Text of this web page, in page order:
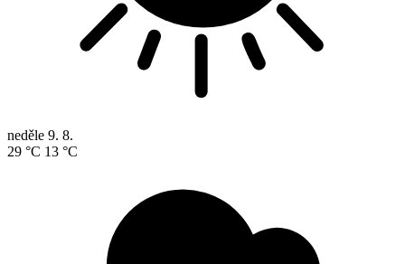
neděle 9. 8.
29 °C 13 °C